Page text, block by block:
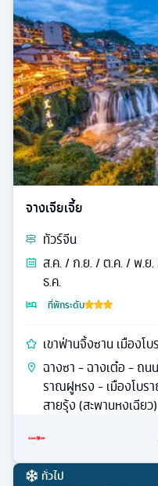
จางเจียเจี้ย
ทัวร์จีน
ส.ค. / ก.ย. / ต.ค. / พ.ย
ธ.ค.
ที่พักระดับ
เขาฟ่านจิ้งซาน เมือง
ฉางซา - ฉางเต๋อ - ถน
ราณฝูหรง - เมืองโบ
สายรุ้ง (สะพานหงเฉียว)
ทั่วไป